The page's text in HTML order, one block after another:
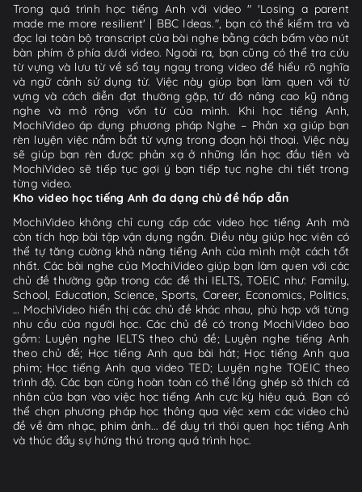
Trong quá trình học tiếng Anh với video " 'Losing a parent
made me more resilient' | BBC Ideas.", bạn có thể kiểm tra và
đọc lại toàn bộ transcript của bài nghe bằng cách bấm vào nút
bàn phím ở phía dưới video. Ngoài ra, bạn cũng có thể tra cứu
từ vựng và lưu từ về sổ tay ngay trong video để hiểu rõ nghĩa
và ngữ cảnh sử dụng từ. Việc này giúp bạn làm quen với từ
vựng và cách diễn đạt thường gặp, từ đó nâng cao kỹ năng
nghe và mở rộng vốn từ của mình. Khi học tiếng Anh,
MochiVideo áp dụng phương pháp Nghe – Phản xạ giúp bạn
rèn luyện việc nắm bắt từ vựng trong đoạn hội thoại. Việc này
sẽ giúp bạn rèn được phản xạ ở những lần học đầu tiên và
MochiVideo sẽ tiếp tục gợi ý bạn tiếp tục nghe chi tiết trong
từng video.
Kho video học tiếng Anh đa dạng chủ đề hấp dẫn
MochiVideo không chỉ cung cấp các video học tiếng Anh mà
còn tích hợp bài tập vận dụng ngắn. Điều này giúp học viên có
thể tự tăng cường khả năng tiếng Anh của mình một cách tốt
nhất. Các bài nghe của MochiVideo giúp bạn làm quen với các
chủ đề thường gặp trong các đề thi IELTS, TOEIC như: Family,
School, Education, Science, Sports, Career, Economics, Politics,
… MochiVideo hiển thị các chủ đề khác nhau, phù hợp với từng
nhu cầu của người học. Các chủ đề có trong MochiVideo bao
gồm: Luyện nghe IELTS theo chủ đề; Luyện nghe tiếng Anh
theo chủ đề; Học tiếng Anh qua bài hát; Học tiếng Anh qua
phim; Học tiếng Anh qua video TED; Luyện nghe TOEIC theo
trình độ. Các bạn cũng hoàn toàn có thể lồng ghép sở thích cá
nhân của bạn vào việc học tiếng Anh cực kỳ hiệu quả. Bạn có
thể chọn phương pháp học thông qua việc xem các video chủ
đề về âm nhạc, phim ảnh... để duy trì thói quen học tiếng Anh
và thúc đẩy sự hứng thú trong quá trình học.